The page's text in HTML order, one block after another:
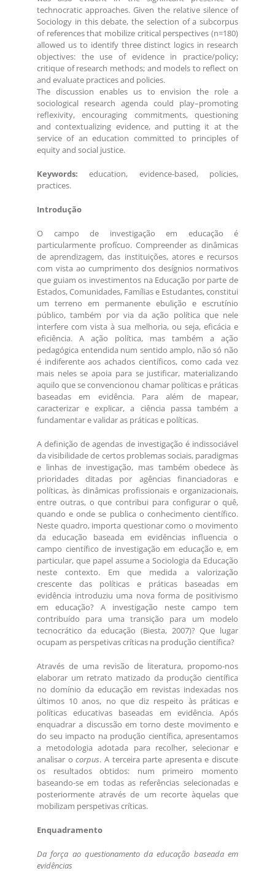
technocratic approaches. Given the relative silence of
Sociology in this debate, the selection of a subcorpus
of references that mobilize critical perspectives (n=180)
allowed us to identify three distinct logics in research
objectives: the use of evidence in practice/policy;
critique of research methods; and models to reflect on
and evaluate practices and policies.
The discussion enables us to envision the role a
sociological research agenda could play–promoting
reflexivity, encouraging commitments, questioning
and contextualizing evidence, and putting it at the
service of an education committed to principles of
equity and social justice.
Keywords:education, evidence-based, policies,
practices.
Introdução
O campo de investigação em educação é
particularmente profícuo. Compreender as dinâmicas
de aprendizagem, das instituições, atores e recursos
com vista ao cumprimento dos desígnios normativos
que guiam os investimentos na Educação por parte de
Estados, Comunidades, Famílias e Estudantes, constitui
um terreno em permanente ebulição e escrutínio
público, também por via da ação política que nele
interfere com vista à sua melhoria, ou seja, eficácia e
eficiência. A ação política, mas também a ação
pedagógica entendida num sentido amplo, não só não
é indiferente aos achados científicos, como cada vez
mais neles se apoia para se justificar, materializando
aquilo que se convencionou chamar políticas e práticas
baseadas em evidência. Para além de mapear,
caracterizar e explicar, a ciência passa também a
fundamentar e validar as práticas e políticas.
A definição de agendas de investigação é indissociável
da visibilidade de certos problemas sociais, paradigmas
e linhas de investigação, mas também obedece às
prioridades ditadas por agências financiadoras e
políticas, às dinâmicas profissionais e organizacionais,
entre outras, o que contribui para configurar o quê,
quando e onde se publica o conhecimento científico.
Neste quadro, importa questionar como o movimento
da educação baseada em evidências influencia o
campo científico de investigação em educação e, em
particular, que papel assume a Sociologia da Educação
neste contexto. Em que medida a valorização
crescente das políticas e práticas baseadas em
evidência introduziu uma nova forma de positivismo
em educação? A investigação neste campo tem
contribuído para uma transição para um modelo
tecnocrático da educação (Biesta, 2007)? Que lugar
ocupam as perspetivas críticas na produção científica?
Através de uma revisão de literatura, propomo-nos
elaborar um retrato matizado da produção científica
no domínio da educação em revistas indexadas nos
últimos 10 anos, no que diz respeito às práticas e
políticas educativas baseadas em evidência. Após
enquadrar a discussão em torno deste movimento e
do seu impacto na produção científica, apresentamos
a metodologia adotada para recolher, selecionar e
analisar ocorpus. A terceira parte apresenta e discute
os resultados obtidos: num primeiro momento
baseando-se em todas as referências selecionadas e
posteriormente através de um recorte àquelas que
mobilizam perspetivas críticas.
Enquadramento
Da força ao questionamento da educação baseada em
evidências